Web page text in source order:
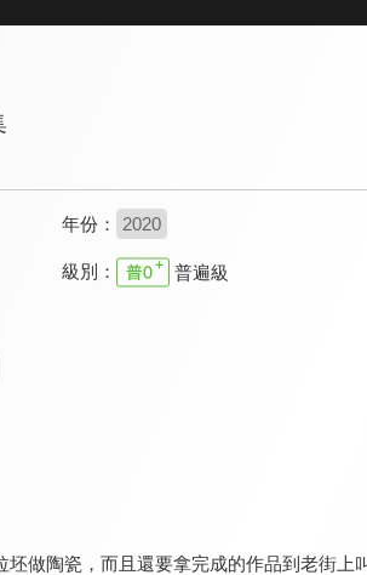
年份： 2020
級別： 普遍級
做陶瓷，而且還要拿完成的作品到老街